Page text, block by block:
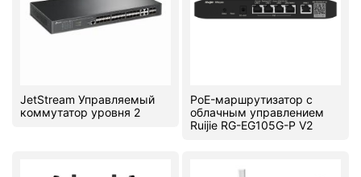
JetStream Управляемый
коммутатор уровня 2
PoE-маршрутизатор с
облачным управлением
Ruijie RG-EG105G-P V2